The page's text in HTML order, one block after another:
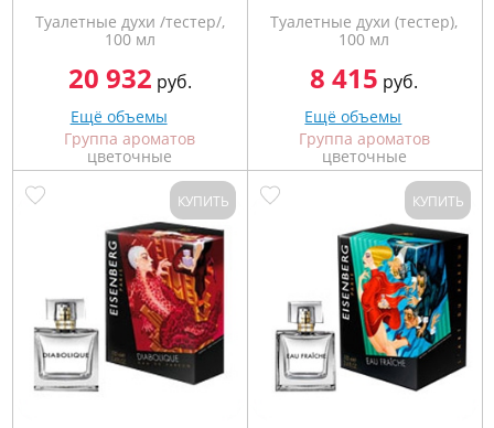
Туалетные духи /тестер/,
100 мл
20 932 руб.
Ещё объемы
Группа ароматов
цветочные
Туалетные духи (тестер),
100 мл
8 415 руб.
Ещё объемы
Группа ароматов
цветочные
КУПИТЬ КУПИТЬ